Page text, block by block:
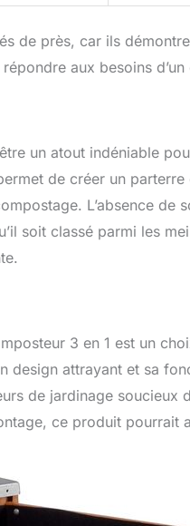
de près, car ils
aux besoins
un atout indéniable
de créer un
L’absence de
soit classé parmi les
3 en 1 est un
design attrayant et sa
de jardinage soucieux
ce produit pourrait